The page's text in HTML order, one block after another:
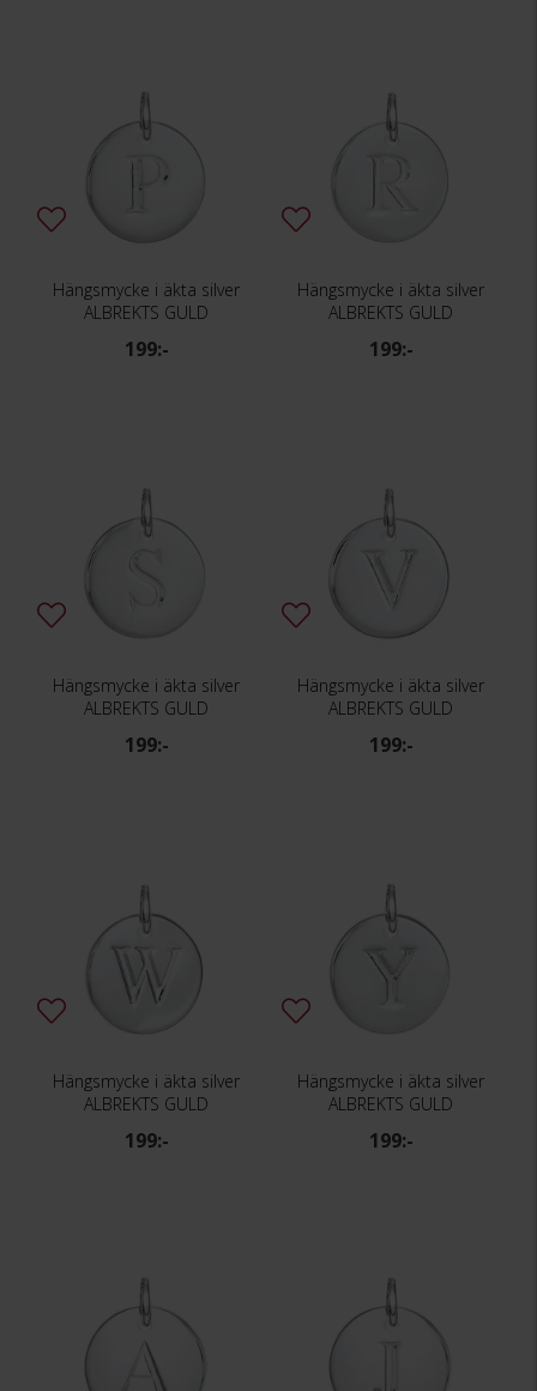
Hängsmycke i äkta silver
ALBREKTS GULD
199:-
Hängsmycke i äkta silver
ALBREKTS GULD
199:-
Hängsmycke i äkta silver
ALBREKTS GULD
199:-
Hängsmycke i äkta silver
ALBREKTS GULD
199:-
Hängsmycke i äkta silver
ALBREKTS GULD
199:-
Hängsmycke i äkta silver
ALBREKTS GULD
199:-